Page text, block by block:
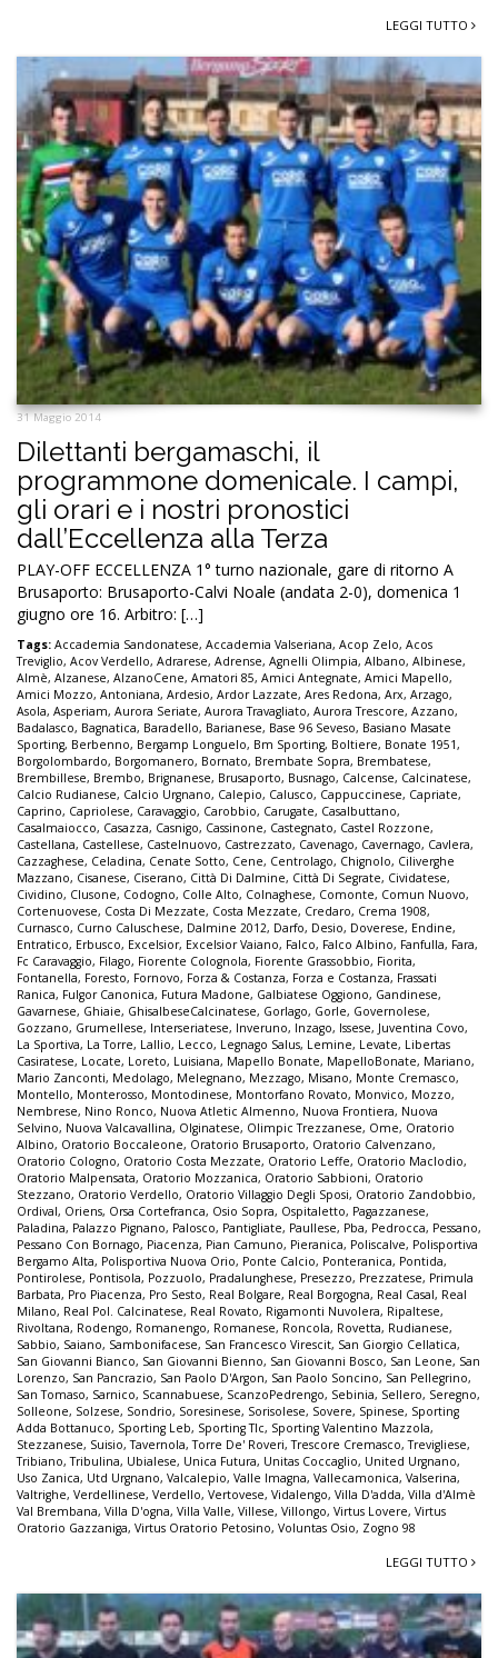
LEGGI TUTTO
31 Maggio 2014
Dilettanti bergamaschi, il
programmone domenicale. I campi,
gli orari e i nostri pronostici
dall’Eccellenza alla Terza
PLAY-OFF ECCELLENZA 1° turno nazionale, gare di ritorno A
Brusaporto: Brusaporto-Calvi Noale (andata 2-0), domenica 1
giugno ore 16. Arbitro: […]
Tags: Accademia Sandonatese, Accademia Valseriana, Acop Zelo, Acos
Treviglio, Acov Verdello, Adrarese, Adrense, Agnelli Olimpia, Albano, Albinese,
Almè, Alzanese, AlzanoCene, Amatori 85, Amici Antegnate, Amici Mapello,
Amici Mozzo, Antoniana, Ardesio, Ardor Lazzate, Ares Redona, Arx, Arzago,
Asola, Asperiam, Aurora Seriate, Aurora Travagliato, Aurora Trescore, Azzano,
Badalasco, Bagnatica, Baradello, Barianese, Base 96 Seveso, Basiano Masate
Sporting, Berbenno, Bergamp Longuelo, Bm Sporting, Boltiere, Bonate 1951,
Borgolombardo, Borgomanero, Bornato, Brembate Sopra, Brembatese,
Brembillese, Brembo, Brignanese, Brusaporto, Busnago, Calcense, Calcinatese,
Calcio Rudianese, Calcio Urgnano, Calepio, Calusco, Cappuccinese, Capriate,
Caprino, Capriolese, Caravaggio, Carobbio, Carugate, Casalbuttano,
Casalmaiocco, Casazza, Casnigo, Cassinone, Castegnato, Castel Rozzone,
Castellana, Castellese, Castelnuovo, Castrezzato, Cavenago, Cavernago, Cavlera,
Cazzaghese, Celadina, Cenate Sotto, Cene, Centrolago, Chignolo, Ciliverghe
Mazzano, Cisanese, Ciserano, Città Di Dalmine, Città Di Segrate, Cividatese,
Cividino, Clusone, Codogno, Colle Alto, Colnaghese, Comonte, Comun Nuovo,
Cortenuovese, Costa Di Mezzate, Costa Mezzate, Credaro, Crema 1908,
Curnasco, Curno Caluschese, Dalmine 2012, Darfo, Desio, Doverese, Endine,
Entratico, Erbusco, Excelsior, Excelsior Vaiano, Falco, Falco Albino, Fanfulla, Fara,
Fc Caravaggio, Filago, Fiorente Colognola, Fiorente Grassobbio, Fiorita,
Fontanella, Foresto, Fornovo, Forza & Costanza, Forza e Costanza, Frassati
Ranica, Fulgor Canonica, Futura Madone, Galbiatese Oggiono, Gandinese,
Gavarnese, Ghiaie, GhisalbeseCalcinatese, Gorlago, Gorle, Governolese,
Gozzano, Grumellese, Interseriatese, Inveruno, Inzago, Issese, Juventina Covo,
La Sportiva, La Torre, Lallio, Lecco, Legnago Salus, Lemine, Levate, Libertas
Casiratese, Locate, Loreto, Luisiana, Mapello Bonate, MapelloBonate, Mariano,
Mario Zanconti, Medolago, Melegnano, Mezzago, Misano, Monte Cremasco,
Montello, Monterosso, Montodinese, Montorfano Rovato, Monvico, Mozzo,
Nembrese, Nino Ronco, Nuova Atletic Almenno, Nuova Frontiera, Nuova
Selvino, Nuova Valcavallina, Olginatese, Olimpic Trezzanese, Ome, Oratorio
Albino, Oratorio Boccaleone, Oratorio Brusaporto, Oratorio Calvenzano,
Oratorio Cologno, Oratorio Costa Mezzate, Oratorio Leffe, Oratorio Maclodio,
Oratorio Malpensata, Oratorio Mozzanica, Oratorio Sabbioni, Oratorio
Stezzano, Oratorio Verdello, Oratorio Villaggio Degli Sposi, Oratorio Zandobbio,
Ordival, Oriens, Orsa Cortefranca, Osio Sopra, Ospitaletto, Pagazzanese,
Paladina, Palazzo Pignano, Palosco, Pantigliate, Paullese, Pba, Pedrocca, Pessano,
Pessano Con Bornago, Piacenza, Pian Camuno, Pieranica, Poliscalve, Polisportiva
Bergamo Alta, Polisportiva Nuova Orio, Ponte Calcio, Ponteranica, Pontida,
Pontirolese, Pontisola, Pozzuolo, Pradalunghese, Presezzo, Prezzatese, Primula
Barbata, Pro Piacenza, Pro Sesto, Real Bolgare, Real Borgogna, Real Casal, Real
Milano, Real Pol. Calcinatese, Real Rovato, Rigamonti Nuvolera, Ripaltese,
Rivoltana, Rodengo, Romanengo, Romanese, Roncola, Rovetta, Rudianese,
Sabbio, Saiano, Sambonifacese, San Francesco Virescit, San Giorgio Cellatica,
San Giovanni Bianco, San Giovanni Bienno, San Giovanni Bosco, San Leone, San
Lorenzo, San Pancrazio, San Paolo D'Argon, San Paolo Soncino, San Pellegrino,
San Tomaso, Sarnico, Scannabuese, ScanzoPedrengo, Sebinia, Sellero, Seregno,
Solleone, Solzese, Sondrio, Soresinese, Sorisolese, Sovere, Spinese, Sporting
Adda Bottanuco, Sporting Leb, Sporting Tlc, Sporting Valentino Mazzola,
Stezzanese, Suisio,Tavernola,Torre De' Roveri,Trescore Cremasco,Trevigliese,
Tribiano,Tribulina, Ubialese, Unica Futura, Unitas Coccaglio, United Urgnano,
Uso Zanica, Utd Urgnano, Valcalepio, Valle Imagna, Vallecamonica, Valserina,
Valtrighe, Verdellinese, Verdello, Vertovese, Vidalengo, Villa D'adda, Villa d'Almè
Val Brembana, Villa D'ogna, Villa Valle, Villese, Villongo, Virtus Lovere, Virtus
Oratorio Gazzaniga, Virtus Oratorio Petosino, Voluntas Osio, Zogno 98
LEGGI TUTTO